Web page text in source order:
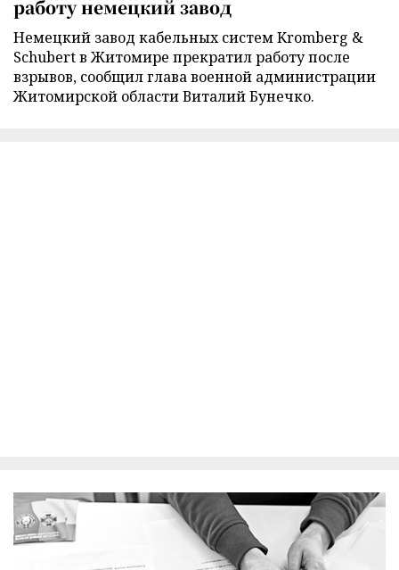
работу немецкий завод
Немецкий завод кабельных систем Kromberg &
Schubert в Житомире прекратил работу после
взрывов, сообщил глава военной администрации
Житомирской области Виталий Бунечко.